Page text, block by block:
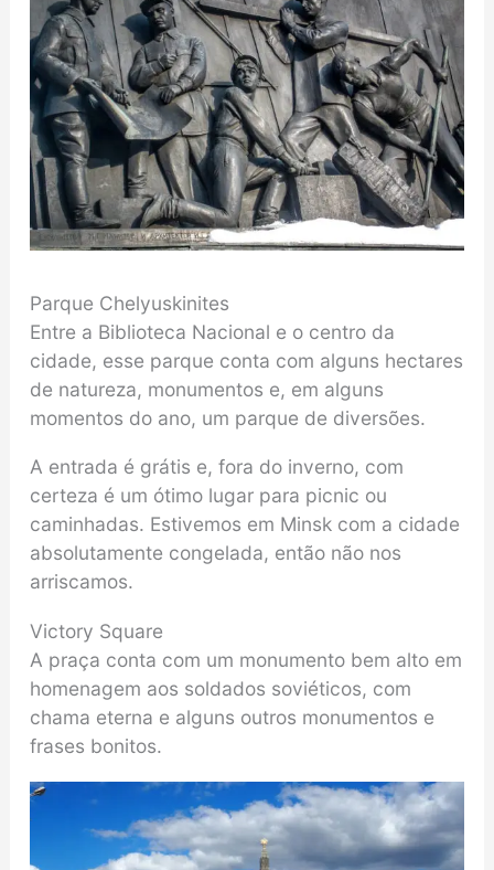
Parque Chelyuskinites
Entre a Biblioteca Nacional e o centro da
cidade, esse parque conta com alguns hectares
de natureza, monumentos e, em alguns
momentos do ano, um parque de diversões.
A entrada é grátis e, fora do inverno, com
certeza é um ótimo lugar para picnic ou
caminhadas. Estivemos em Minsk com a cidade
absolutamente congelada, então não nos
arriscamos.
Victory Square
A praça conta com um monumento bem alto em
homenagem aos soldados soviéticos, com
chama eterna e alguns outros monumentos e
frases bonitos.